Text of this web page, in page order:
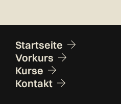
Fusszeile
Startseite
Vorkurs
Kurse
Kontakt